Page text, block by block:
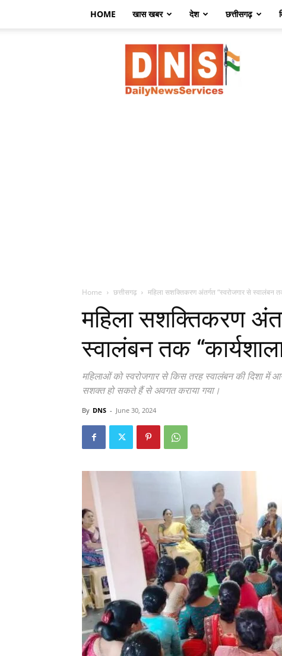
HOME खास खबर देश छत्तीसगढ़
Home छत्तीसगढ़ महिला सशक्तिकरण अंतर्गत “स्वरोजगार से स्वालंबन
महिला सशक्तिकरण
स्वालंबन तक
महिलाओं को स्वरोजगार से किस तरह स्वालंबन की दिशा
सशक्त हो सकते हैं से अवगत कराया गया।
By DNS - June 30, 2024